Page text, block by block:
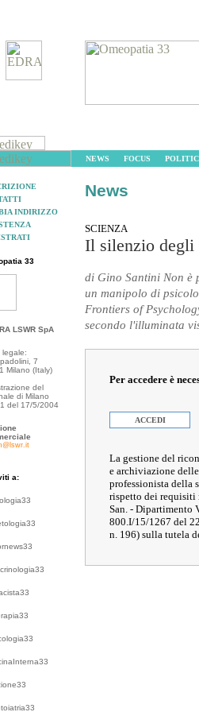
NEWS FOCUS
INDIRIZZO
33
LSWR SpA
legale:
7
Milano (Italy)
del
di Milano
del 17/5/2004
a:
News
SCIENZA
Il silenzio degli
di Gino Santini Non è
un manipolo di
Frontiers of
secondo l'illuminata
Per accedere è
ACCEDI
La gestione del
e archiviazione
professionista della
rispetto dei
San. - Dipartimento
800.I/15/1267 del
n. 196) sulla tutela